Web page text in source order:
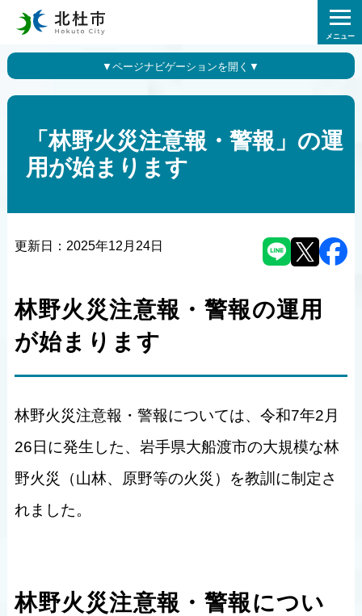
メニュー
「林野火災注意報・警報」の運
用が始まります
更新日： 2025年12月24日
林野火災注意報・警報の運用
が始まります
林野火災注意報・警報については、令和7年2月
26日に発生した、岩手県大船渡市の大規模な林
野火災（山林、原野等の火災）を教訓に制定さ
れました。
林野火災注意報・警報につい